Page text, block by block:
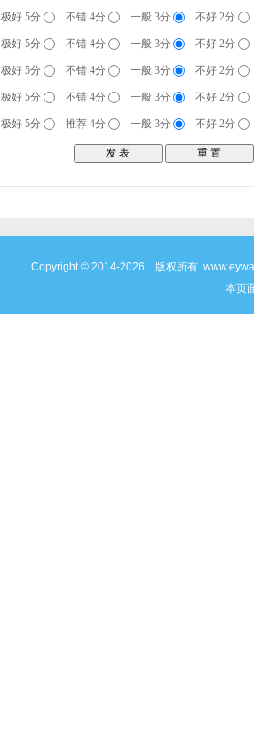
极好 5分 不错 4分 一般 3分 不好 2分
极好 5分 不错 4分 一般 3分 不好 2分
极好 5分 不错 4分 一般 3分 不好 2分
极好 5分 不错 4分 一般 3分 不好 2分
极好 5分 推荐 4分 一般 3分 不好 2分
Copyright © 2014-2026 版权所有
本页